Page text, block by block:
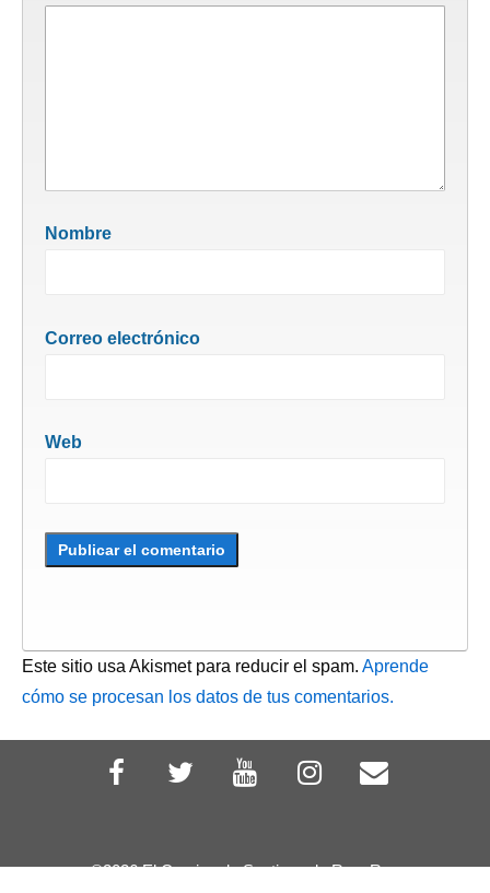
Nombre
Correo electrónico
Web
Este sitio usa Akismet para reducir el spam. Aprende
cómo se procesan los datos de tus comentarios.
©2026 El Camino de Santiago de RayyRosa